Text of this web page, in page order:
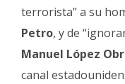
terrorista” a su
Petro, y de
Manuel López
canal